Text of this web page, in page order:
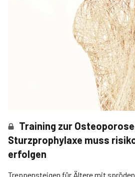
Training zur
Sturzprophylaxe muss
erfolgen
Treppensteigen für Ältere mit